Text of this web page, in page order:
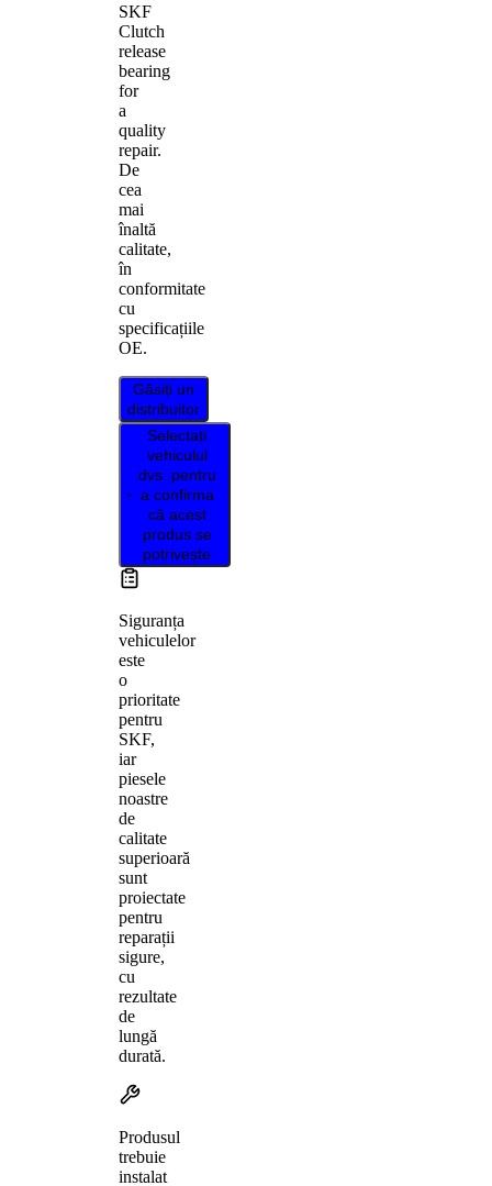
SKF
Clutch
release
bearing
for
a
quality
repair.
De
cea
mai
înaltă
calitate,
în
conformitate
cu
specificațiile
OE.
Găsiți un
distribuitor
Selectați
vehiculul
dvs. pentru
a confirma
că acest
produs se
potrivește
Siguranța
vehiculelor
este
o
prioritate
pentru
SKF,
iar
piesele
noastre
de
calitate
superioară
sunt
proiectate
pentru
reparații
sigure,
cu
rezultate
de
lungă
durată.
Produsul
trebuie
instalat